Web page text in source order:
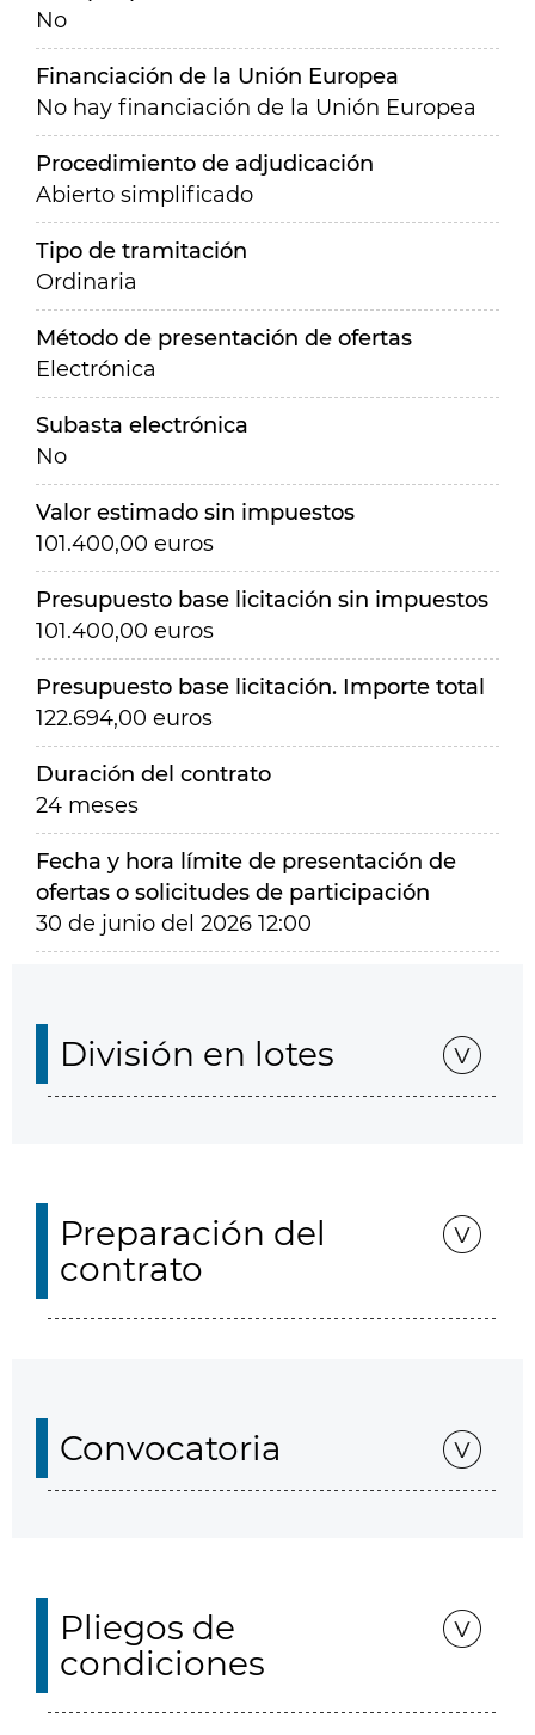
No
Financiación de la Unión Europea
No hay financiación de la Unión Europea
Procedimiento de adjudicación
Abierto simplificado
Tipo de tramitación
Ordinaria
Método de presentación de ofertas
Electrónica
Subasta electrónica
No
Valor estimado sin impuestos
101.400,00 euros
Presupuesto base licitación sin impuestos
101.400,00 euros
Presupuesto base licitación. Importe total
122.694,00 euros
Duración del contrato
24 meses
Fecha y hora límite de presentación de
ofertas o solicitudes de participación
30 de junio del 2026 12:00
División en lotes
Preparación del
contrato
Convocatoria
Pliegos de
condiciones